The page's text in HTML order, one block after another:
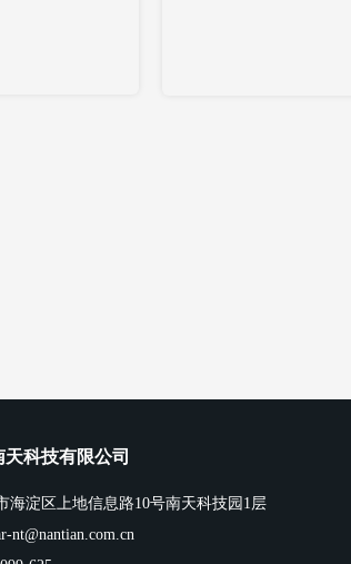
科技有限公司
海淀区上地信息路10号南天科技园1层
nt@nantian.com.cn